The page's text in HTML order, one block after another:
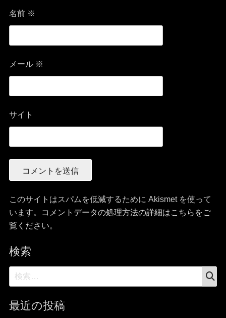
名前 ※
メール ※
サイト
このサイトはスパムを低減するために Akismet を使って
います。
コメントデータの処理方法の詳細はこちらをご
覧ください。
検索
検
索:
最近の投稿